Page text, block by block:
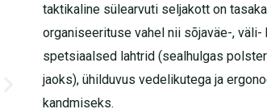
taktikaline sülearvuti seljakott on
organiseerituse vahel nii sõjaväe-,
spetsiaalsed lahtrid (sealhulgas
jaoks), ühilduvus vedelikutega ja
kandmiseks.